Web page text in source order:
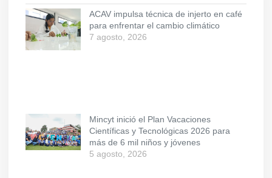
ACAV impulsa técnica de injerto en café
para enfrentar el cambio climático
7 agosto, 2026
Mincyt inició el Plan Vacaciones
Científicas y Tecnológicas 2026 para
más de 6 mil niños y jóvenes
5 agosto, 2026